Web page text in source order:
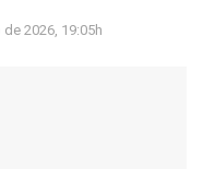
2026, 19:05h